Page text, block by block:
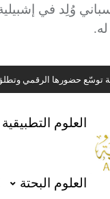
وُلِد في
الحصري لمنشورات هيئة
توسّع حضورها الرقمي وتطلق
العالمي للغة العربية 2025
مدير عام لهيئة
صالح وزيرا للثقافة
العلوم التطبيقية
العلوم البحتة